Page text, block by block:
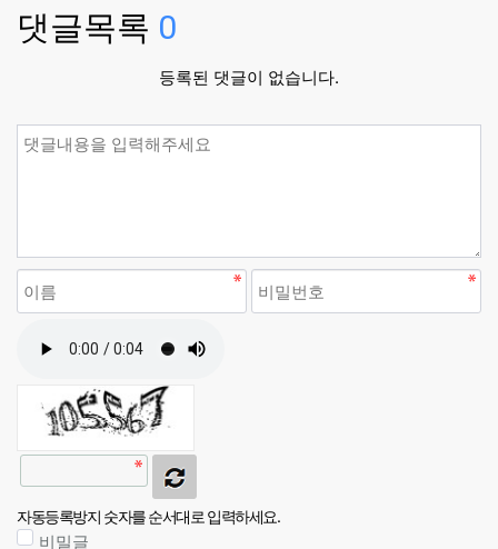
댓글목록 0
등록된 댓글이 없습니다.
자동등록방지 숫자를 순서대로 입력하세요.
비밀글